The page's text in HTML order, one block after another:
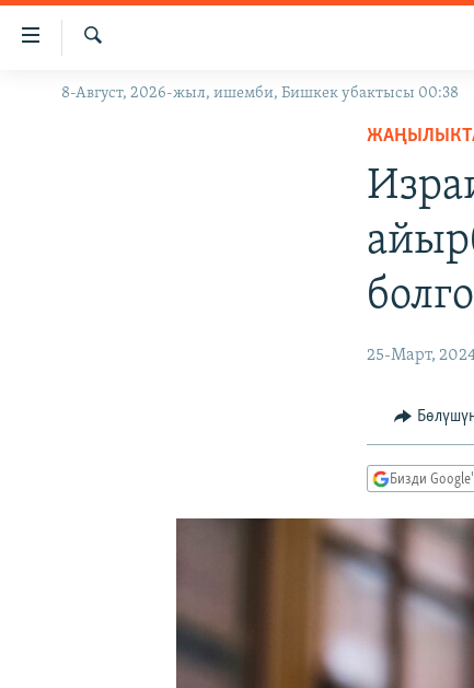
Линктер
Мазмунга
Навигацияга
ЖАҢЫЛЫКТАР
Издөө
8-Август, 2026-жыл, ишемби, Бишкек убактысы 00:38
25-Март,
Бизди